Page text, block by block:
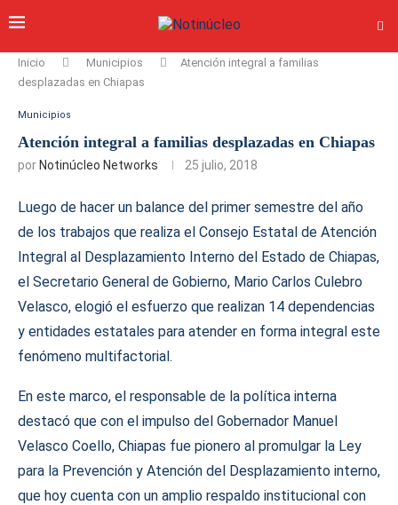
Inicio Municipios
Atención integral a familias
desplazadas en Chiapas
Municipios
Atención integral a familias desplazadas en Chiapas
por Notinúcleo Networks 25 julio, 2018
Luego de hacer un balance del primer semestre del año
de los trabajos que realiza el Consejo Estatal de Atención
Integral al Desplazamiento Interno del Estado de Chiapas,
el Secretario General de Gobierno, Mario Carlos Culebro
Velasco, elogió el esfuerzo que realizan 14 dependencias
y entidades estatales para atender en forma integral este
fenómeno multifactorial.
En este marco, el responsable de la política interna
destacó que con el impulso del Gobernador Manuel
Velasco Coello, Chiapas fue pionero al promulgar la Ley
para la Prevención y Atención del Desplazamiento interno,
que hoy cuenta con un amplio respaldo institucional con